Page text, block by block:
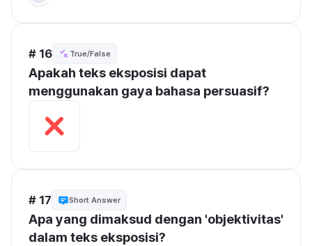
# 16 True/False
Apakah teks eksposisi dapat
menggunakan gaya bahasa persuasif?
# 17 Short Answer
Apa yang dimaksud dengan 'objektivitas'
dalam teks eksposisi?